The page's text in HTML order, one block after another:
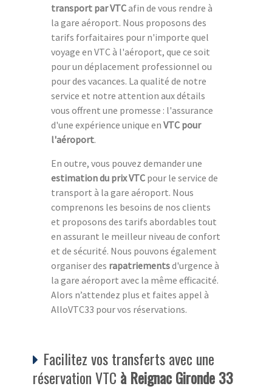
transport par VTCafin de vous rendre à
la gare aéroport. Nous proposons des
tarifs forfaitaires pour n'importe quel
voyage en VTC à l'aéroport, que ce soit
pour un déplacement professionnel ou
pour des vacances. La qualité de notre
service et notre attention aux détails
vous offrent une promesse : l'assurance
d'une expérience unique en VTC pour
l'aéroport.
En outre, vous pouvez demander une
estimation du prix VTC pour le service de
transport à la gare aéroport. Nous
comprenons les besoins de nos clients
et proposons des tarifs abordables tout
en assurant le meilleur niveau de confort
et de sécurité. Nous pouvons également
organiser des rapatriementsd'urgence à
la gare aéroport avec la même efficacité.
Alors n’attendez plus et faites appel à
AlloVTC33 pour vos réservations.
Facilitez vos transferts avec une
réservation VTC à Reignac Gironde 33